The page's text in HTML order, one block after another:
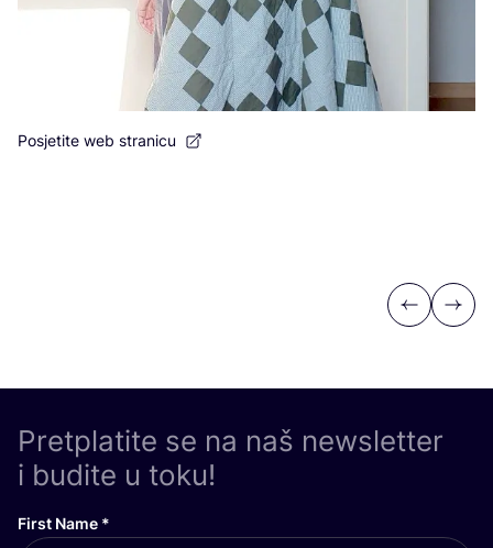
Posjetite web stranicu
Previous
Next
Pretplatite se na naš newsletter
i budite u toku!
First Name *